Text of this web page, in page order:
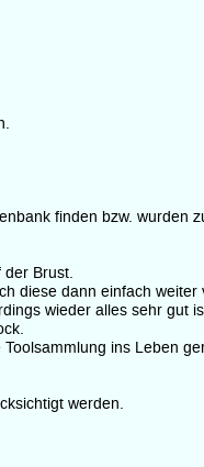
finden bzw. wurden
der Brust.
diese dann einfach weiter
wieder alles sehr gut
ins Leben
werden.